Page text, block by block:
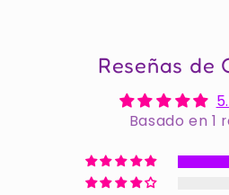
Reseñas de
Basado en 1